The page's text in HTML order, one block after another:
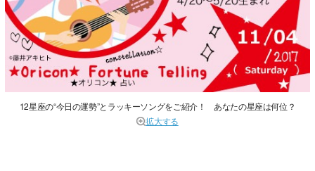
12星座の“今日の運勢”とラッキーソングをご紹介！ あなたの星座は何位？
拡大する